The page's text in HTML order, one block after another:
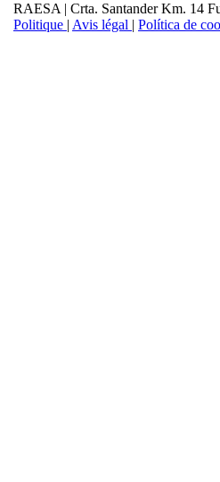
RAESA | Crta. Santander Km. 14
Politique | Avis légal | Política de